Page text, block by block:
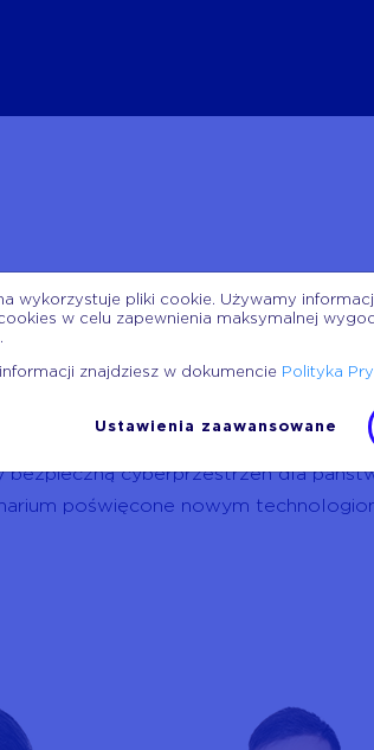
tego twórcy
to jedno z ważniejszych
i zapewniamy
cyberprzestrzeń dla
poświęcone nowym
wykorzystuje pliki cookie. Używamy
w celu zapewnienia maksymalnej
znajdziesz w dokumencie Polityka
Ustawienia zaawansowane